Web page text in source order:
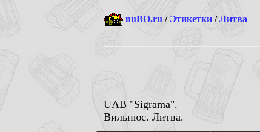
nuBO.ru / Этикетки /Литва
UAB "Sigrama".
Вильнюс. Литва.